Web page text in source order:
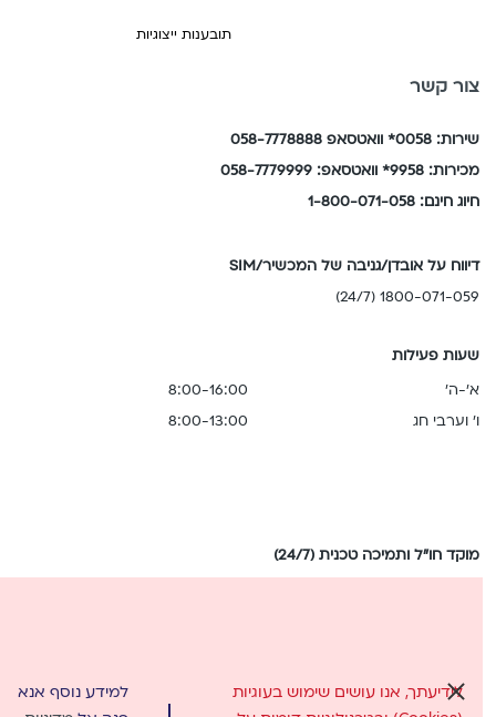
לידיעתך, אנו עושים שימוש בעוגיות
סגור
למידע נוסף אנא
תובענות ייצוגיות
צור קשר
שירות: 0058* וואטסאפ 058-7778888
מכירות: 9958* וואטסאפ: 058-7779999
חיוג חינם: 1-800-071-058
דיווח על אובדן/גניבה של המכשיר/SIM
1800-071-059 (24/7)
שעות פעילות
א'-ה'
8:00-16:00
ו' וערבי חג
8:00-13:00
מוקד חו"ל ותמיכה טכנית (24/7)